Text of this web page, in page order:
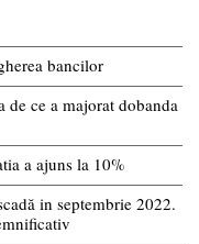
bancilor
de ce a majorat dobanda
a ajuns la 10%
in septembrie 2022.